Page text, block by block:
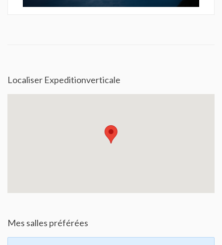
Localiser Expeditionverticale
Mes salles préférées